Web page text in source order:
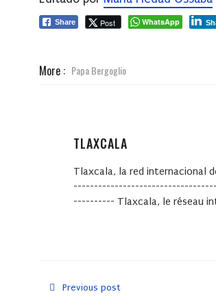
Share Post WhatsApp
More : Papa Bergoglio
TLAXCALA
Tlaxcala, la red
---------- Tlaxcala, le réseau
Previous post